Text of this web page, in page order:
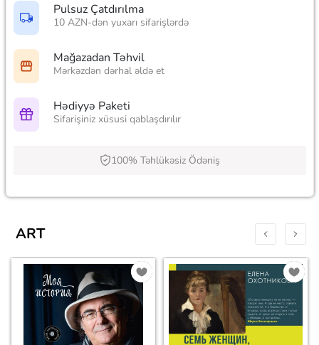
Pulsuz Çatdırılma
10 AZN-dən yuxarı sifarişlərdə
Mağazadan Təhvil
Mərkəzdən dərhal əldə et
Hədiyyə Paketi
Sifarişiniz xüsusi qablaşdırılır
100% Təhlükəsiz Ödəniş
ART